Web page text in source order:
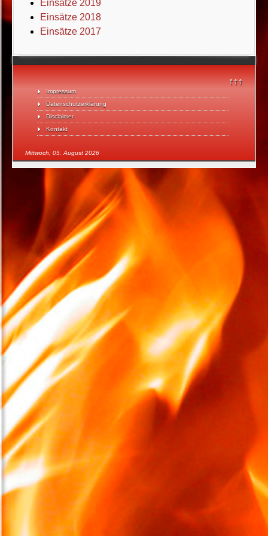
↑↑↑
Impressum
Datenschutzerklärung
Disclaimer
Kontakt
Mittwoch, 05. August 2026
Einsätze 2019
Einsätze 2018
Einsätze 2017